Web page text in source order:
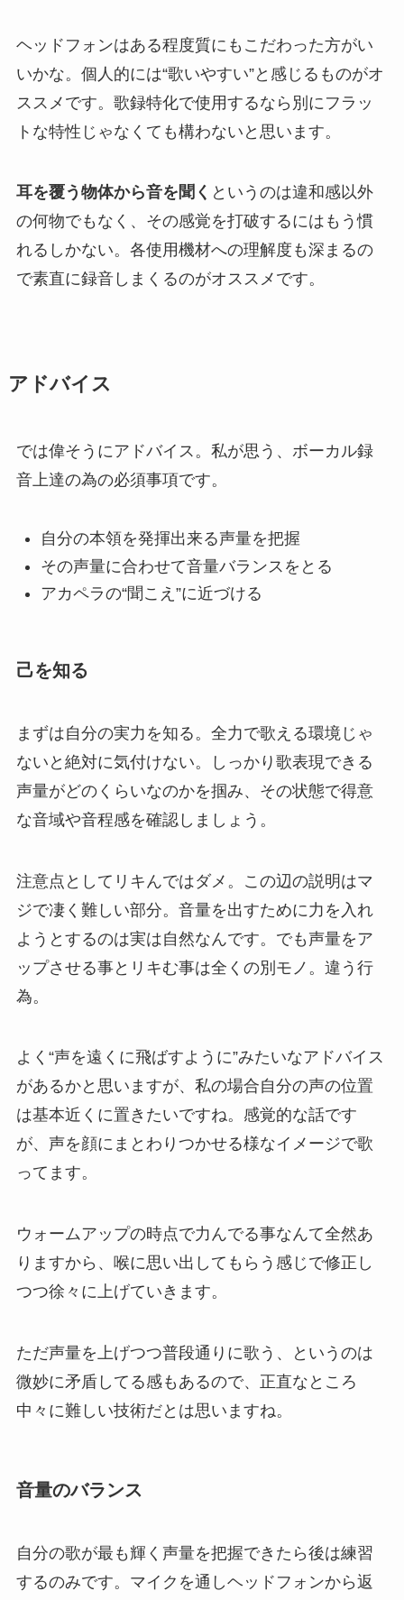
ヘッドフォンはある程度質にもこだわった方がい
いかな。個人的には“歌いやすい”と感じるものがオ
ススメです。歌録特化で使用するなら別にフラッ
トな特性じゃなくても構わないと思います。
耳を覆う物体から音を聞く というのは違和感以外
の何物でもなく、その感覚を打破するにはもう慣
れるしかない。各使用機材への理解度も深まるの
で素直に録音しまくるのがオススメです。
アドバイス
では偉そうにアドバイス。私が思う、ボーカル録
音上達の為の必須事項です。
自分の本領を発揮出来る声量を把握
その声量に合わせて音量バランスをとる
アカペラの“聞こえ”に近づける
己を知る
まずは自分の実力を知る。全力で歌える環境じゃ
ないと絶対に気付けない。しっかり歌表現できる
声量がどのくらいなのかを掴み、その状態で得意
な音域や音程感を確認しましょう。
注意点としてリキんではダメ。この辺の説明はマ
ジで凄く難しい部分。音量を出すために力を入れ
ようとするのは実は自然なんです。でも声量をア
ップさせる事とリキむ事は全くの別モノ。違う行
為。
よく“声を遠くに飛ばすように”みたいなアドバイス
があるかと思いますが、私の場合自分の声の位置
は基本近くに置きたいですね。感覚的な話です
が、声を顔にまとわりつかせる様なイメージで歌
ってます。
ウォームアップの時点で力んでる事なんて全然あ
りますから、喉に思い出してもらう感じで修正し
つつ徐々に上げていきます。
ただ声量を上げつつ普段通りに歌う、というのは
微妙に矛盾してる感もあるので、正直なところ
中々に難しい技術だとは思いますね。
音量のバランス
自分の歌が最も輝く声量を把握できたら後は練習
するのみです。マイクを通しヘッドフォンから返